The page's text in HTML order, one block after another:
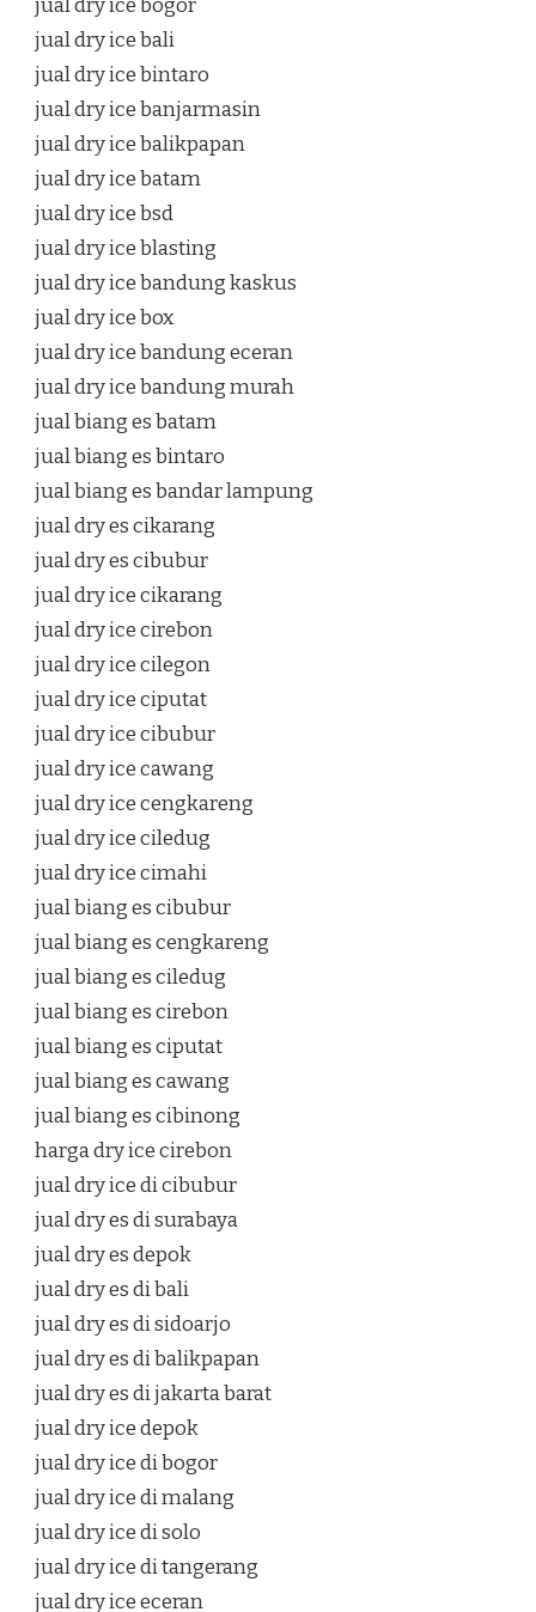
jual dry ice bogor
jual dry ice bali
jual dry ice bintaro
jual dry ice banjarmasin
jual dry ice balikpapan
jual dry ice batam
jual dry ice bsd
jual dry ice blasting
jual dry ice bandung kaskus
jual dry ice box
jual dry ice bandung eceran
jual dry ice bandung murah
jual biang es batam
jual biang es bintaro
jual biang es bandar lampung
jual dry es cikarang
jual dry es cibubur
jual dry ice cikarang
jual dry ice cirebon
jual dry ice cilegon
jual dry ice ciputat
jual dry ice cibubur
jual dry ice cawang
jual dry ice cengkareng
jual dry ice ciledug
jual dry ice cimahi
jual biang es cibubur
jual biang es cengkareng
jual biang es ciledug
jual biang es cirebon
jual biang es ciputat
jual biang es cawang
jual biang es cibinong
harga dry ice cirebon
jual dry ice di cibubur
jual dry es di surabaya
jual dry es depok
jual dry es di bali
jual dry es di sidoarjo
jual dry es di balikpapan
jual dry es di jakarta barat
jual dry ice depok
jual dry ice di bogor
jual dry ice di malang
jual dry ice di solo
jual dry ice di tangerang
jual dry ice eceran